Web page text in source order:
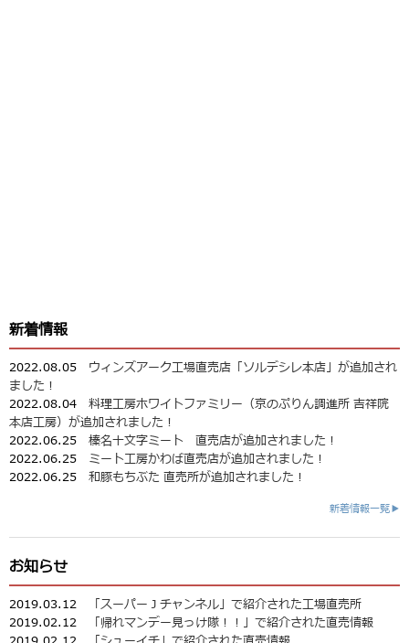
新着情報
2022.08.05 ウィンズアーク工場直売店「ソルデシレ本店」が追加され
ました！
2022.08.04 料理工房ホワイトファミリー（京のぷりん調進所 吉祥院
本店工房）が追加されました！
2022.06.25 榛名十文字ミート 直売店が追加されました！
2022.06.25 ミート工房かわば直売店が追加されました！
2022.06.25 和豚もちぶた 直売所が追加されました！
新着情報一覧▶
お知らせ
2019.03.12
「スーパーＪチャンネル」で紹介された工場直売所
2019.02.12
「帰れマンデー見っけ隊！！」で紹介された直売情報